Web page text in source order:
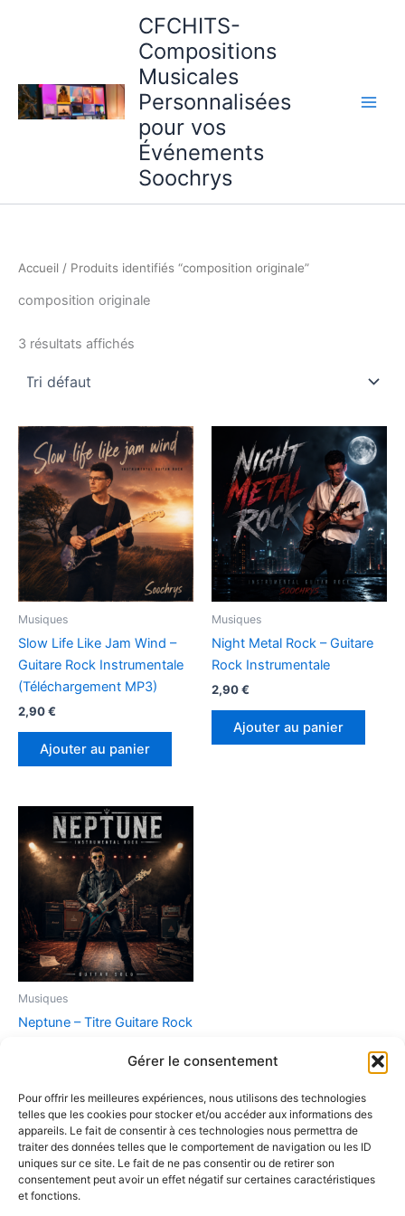
Gérer le consentement
Pour offrir les meilleures expériences, nous utilisons des technologies
telles que les cookies pour stocker et/ou accéder aux informations des
appareils. Le fait de consentir à ces technologies nous permettra de
traiter des données telles que le comportement de navigation ou les ID
uniques sur ce site. Le fait de ne pas consentir ou de retirer son
consentement peut avoir un effet négatif sur certaines caractéristiques
et fonctions.
CFCHITS-
Compositions
Musicales
Personnalisées
pour vos
Événements
Soochrys
Accueil / Produits identifiés “composition originale”
composition originale
3 résultats affichés
Musiques
Slow Life Like Jam Wind –
Guitare Rock Instrumentale
(Téléchargement MP3)
2,90€
Ajouter au panier
Musiques
Night Metal Rock – Guitare
Rock Instrumentale
2,90€
Ajouter au panier
Musiques
Neptune – Titre Guitare Rock
2,90 €
Ajouter au panier